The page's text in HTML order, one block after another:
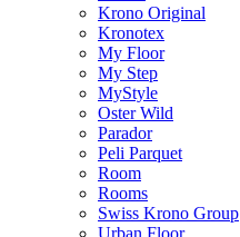
Krono Original
Kronotex
My Floor
My Step
MyStyle
Oster Wild
Parador
Peli Parquet
Room
Rooms
Swiss Krono Group
Urban Floor